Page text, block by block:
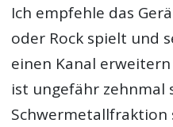
Ich empfehle das
oder Rock spielt und
einen Kanal
ist ungefähr zehnmal
Schwermetallfraktion